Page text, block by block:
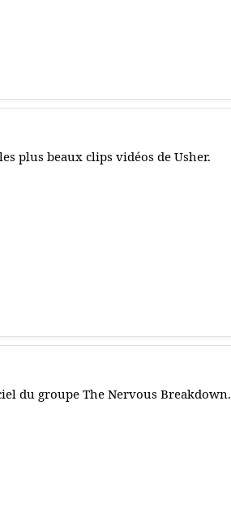
plus beaux clips vidéos de Usher.
du groupe The Nervous Breakdown.